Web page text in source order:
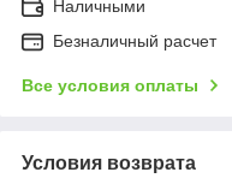
Наличными
Безналичный расчет
Все условия оплаты
Условия возврата